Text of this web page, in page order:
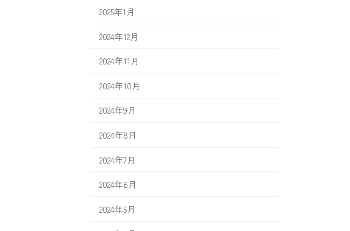
2025年1月
2024年12月
2024年11月
2024年10月
2024年9月
2024年8月
2024年7月
2024年6月
2024年5月